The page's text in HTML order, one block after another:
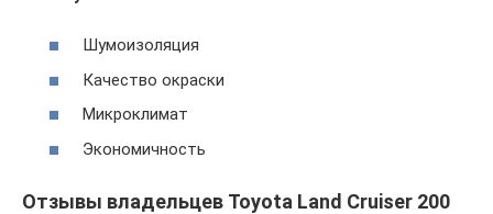
Шумоизоляция
Качество окраски
Микроклимат
Экономичность
Отзывы владельцев Toyota Land Cruiser 200